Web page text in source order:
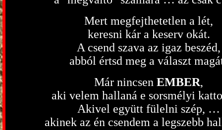
Mert megfejthetetlen a lét,
keresni kár a keserv okát.
A csend szava az igaz beszéd,
abból értsd meg a választ
Már nincsen EMBER,
aki velem hallaná e sorsmélyi
Akivel együtt fülelni szép, …
akinek az én csendem a legszebb